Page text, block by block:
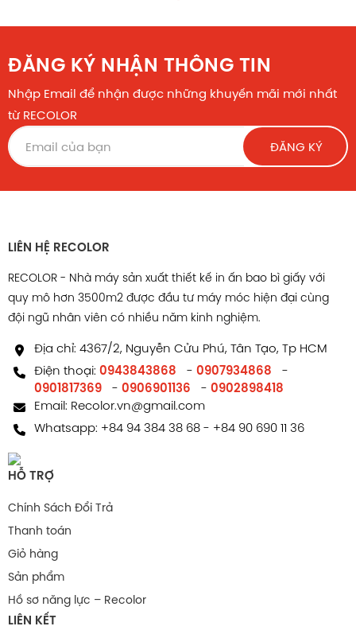
ĐĂNG KÝ NHẬN THÔNG TIN
Nhập Email để nhận được những khuyến mãi mới nhất
từ RECOLOR
ĐĂNG KÝ
LIÊN HỆ RECOLOR
RECOLOR - Nhà máy sản xuất thiết kế in ấn bao bì giấy với
quy mô hơn 3500m2 được đầu tư máy móc hiện đại cùng
đội ngũ nhân viên có nhiều năm kinh nghiệm.
Địa chỉ: 4367/2, Nguyễn Cửu Phú, Tân Tạo, Tp HCM
Điện thoại: 0943843868 - 0907934868
-
0901817369
- 0906901136 - 0902898418
Email: Recolor.vn@gmail.com
Whatsapp: +84 94 384 38 68- +84 90 690 11 36
HỖ TRỢ
Chính Sách Đổi Trả
Thanh toán
Giỏ hàng
Sản phẩm
Hồ sơ năng lực – Recolor
LIÊN KẾT